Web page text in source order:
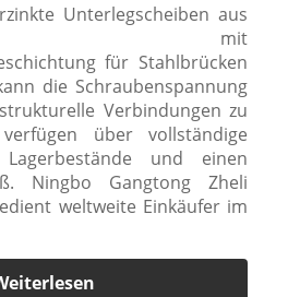
Unterlegscheiben aus
mit
für Stahlbrücken
die Schraubenspannung
Verbindungen zu
über vollständige
Lagerbestände und einen
Ningbo Gangtong Zheli
weltweite Einkäufer im